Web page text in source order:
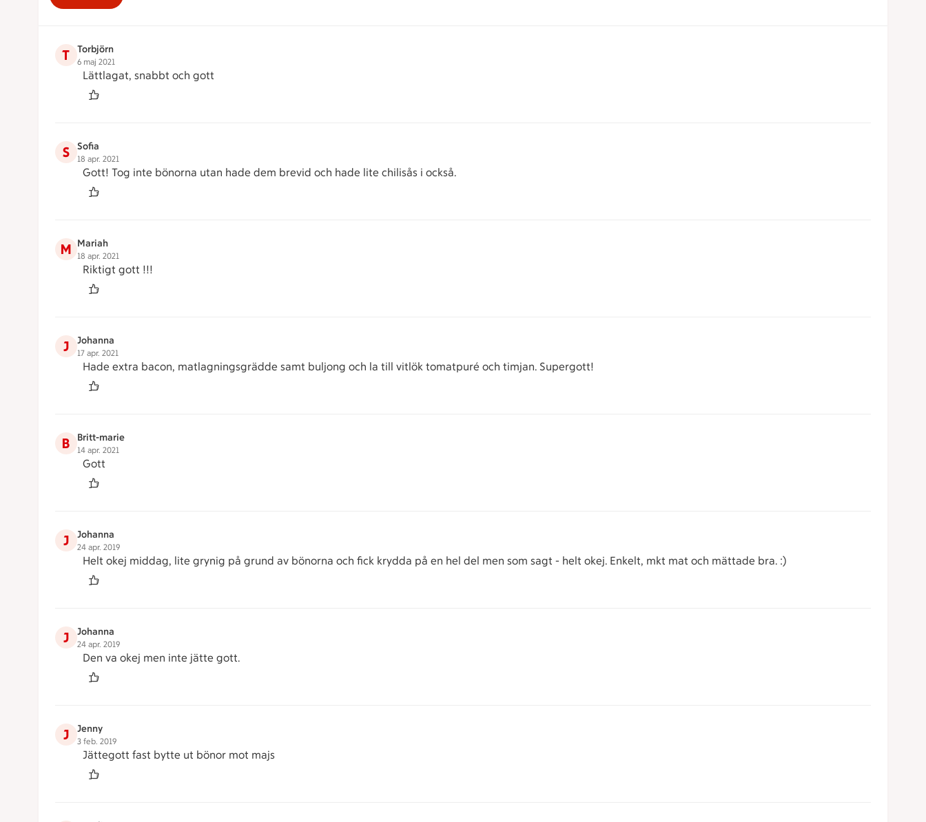
T Torbjörn
6 maj 2021
Lättlagat, snabbt och gott
S Sofia
18 apr. 2021
Gott! Tog inte bönorna utan hade dem brevid och hade lite chilisås i också.
M Mariah
18 apr. 2021
Riktigt gott !!!
J Johanna
17 apr. 2021
Hade extra bacon, matlagningsgrädde samt buljong och la till vitlök tomatpuré och timjan. Supergott!
B Britt-marie
14 apr. 2021
Gott
J Johanna
24 apr. 2019
Helt okej middag, lite grynig på grund av bönorna och fick krydda på en hel del men som sagt - helt okej. Enkelt, mkt mat och mättade bra. :)
J Johanna
24 apr. 2019
Den va okej men inte jätte gott.
J Jenny
3 feb. 2019
Jättegott fast bytte ut bönor mot majs